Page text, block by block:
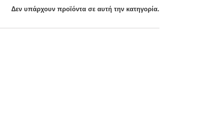
Δεν υπάρχουν προϊόντα σε αυτή την κατηγορία.